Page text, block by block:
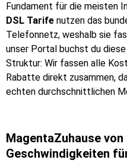
Fundament für die meisten
DSL Tarife nutzen das
Telefonnetz, weshalb sie
unser Portal buchst du diese
Struktur: Wir fassen alle
Rabatte direkt zusammen,
echten durchschnittlichen
MagentaZuhause
Geschwindigkeiten